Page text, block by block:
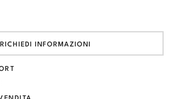
RICHIEDI INFORMAZIONI